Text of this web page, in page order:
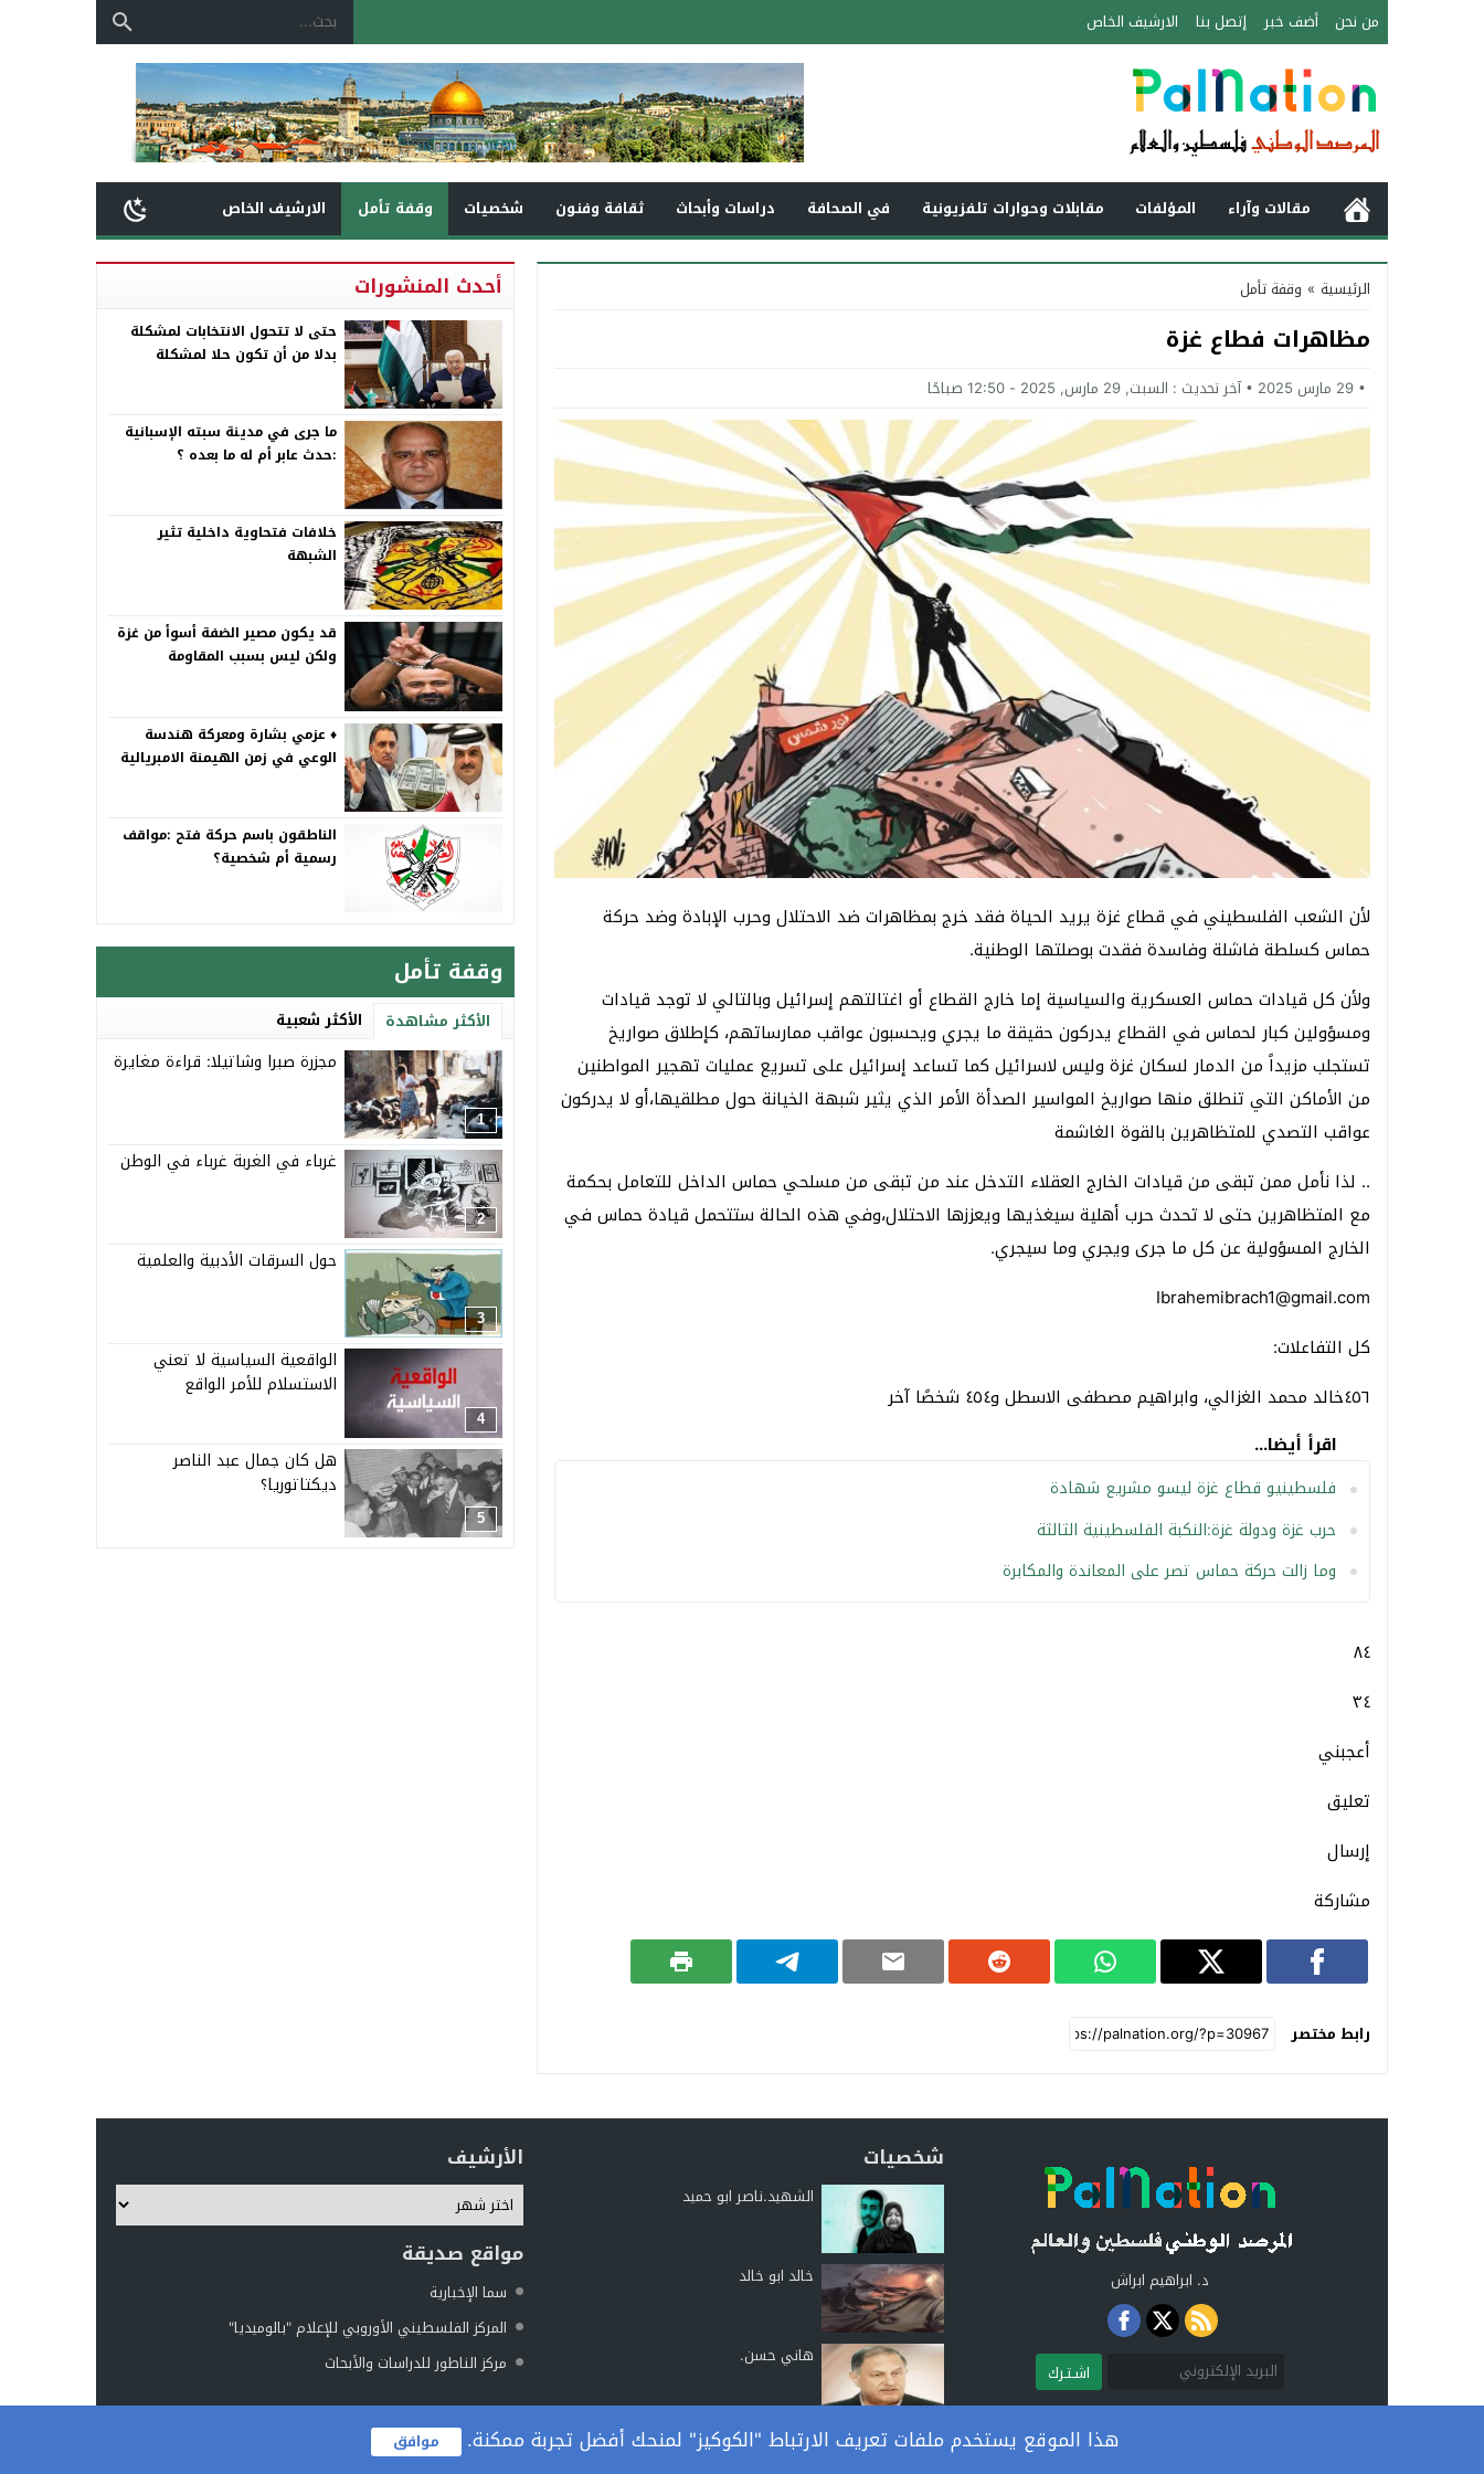
من نحن أضف خبر إتصل بنا الارشيف الخاص
مقالات وآراء المؤلفات مقابلات وحوارات تلفزيونية في الصحافة دراسات وأبحاث ثقافة وفنون شخصيات وقفة تأمل الارشيف الخاص
الرئيسية » وقفة تأمل
مظاهرات فطاع غزة
29 مارس 2025 آخر تحديث : السبت, 29 مارس, 2025 - 12:50 صباحًا
لأن الشعب الفلسطيني في قطاع غزة يريد الحياة فقد خرج بمظاهرات ضد الاحتلال وحرب الإبادة وضد حركة
حماس كسلطة فاشلة وفاسدة فقدت بوصلتها الوطنية.
ولأن كل قيادات حماس العسكرية والسياسية إما خارج القطاع أو اغتالتهم إسرائيل وبالتالي لا توجد قيادات
ومسؤولين كبار لحماس في القطاع يدركون حقيقة ما يجري ويحسبون عواقب ممارساتهم، كإطلاق صواريخ
تستجلب مزيداً من الدمار لسكان غزة وليس لاسرائيل كما تساعد إسرائيل على تسريع عمليات تهجير المواطنين
من الأماكن التي تنطلق منها صواريخ المواسير الصدأة الأمر الذي يثير شبهة الخيانة حول مطلقيها،أو لا يدركون
عواقب التصدي للمتظاهرين بالقوة الغاشمة
.. لذا نأمل ممن تبقى من قيادات الخارج العقلاء التدخل عند من تبقى من مسلحي حماس الداخل للتعامل بحكمة
مع المتظاهرين حتى لا تحدث حرب أهلية سيغذيها ويعززها الاحتلال،وفي هذه الحالة ستتحمل قيادة حماس في
الخارج المسؤولية عن كل ما جرى ويجري وما سيجري.
Ibrahemibrach1@gmail.com
كل التفاعلات:
٤٥٦خالد محمد الغزالي، وابراهيم مصطفى الاسطل و٤٥٤ شخصًا آخر
اقرأ أيضا...
فلسطينيو قطاع غزة ليسو مشريع شهادة
حرب غزة ودولة غزة:النكبة الفلسطينية الثالثة
وما زالت حركة حماس تصر على المعاندة والمكابرة
٨٤
٣٤
أعجبني
تعليق
إرسال
مشاركة
رابط مختصر
أحدث المنشورات
حتى لا تتحول الانتخابات لمشكلة
بدلا من أن تكون حلا لمشكلة
ما جرى في مدينة سبته الإسبانية
:حدث عابر أم له ما بعده ؟
خلافات فتحاوية داخلية تثير
الشبهة
قد يكون مصير الضفة أسوأ من غزة
ولكن ليس بسبب المقاومة
♦️ عزمي بشارة ومعركة هندسة
الوعي في زمن الهيمنة الامبريالية
الناطقون باسم حركة فتح :مواقف
رسمية أم شخصية؟
وقفة تأمل
الأكثر مشاهدة الأكثر شعبية
1
مجزرة صبرا وشاتيلا: قراءة مغايرة
2
غرباء في الغربة غرباء في الوطن
3
حول السرقات الأدبية والعلمية
4
الواقعية السياسية لا تعني
الاستسلام للأمر الواقع
5
هل كان جمال عبد الناصر
ديكتاتوريا؟
د. ابراهيم ابراش
اشـتـرك
شخصيات
الشهيد.ناصر ابو حميد
خالد ابو خالد
هاني حسن.
الأرشيف
مواقع صديقة
سما الإخبارية
المركز الفلسطيني الأوروبي للإعلام "بالوميديا"
مركز الناطور للدراسات والأبحاث
هذا الموقع يستخدم ملفات تعريف الارتباط "الكوكيز" لمنحك أفضل تجربة ممكنة. موافق